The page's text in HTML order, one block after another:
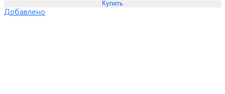
Добавлено